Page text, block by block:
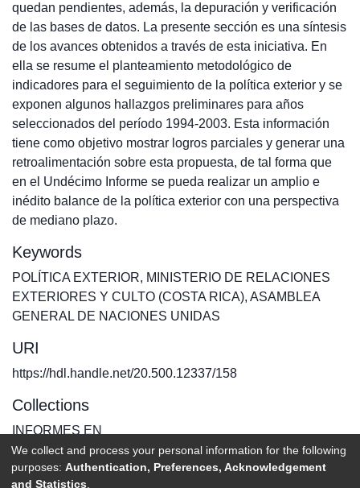
quedan pendientes, además, la depuración y verificación
de las bases de datos. La presente sección es una síntesis
de los avances obtenidos a través de esta iniciativa. En
ella se resume el planteamiento metodológico de
indicadores para el seguimiento de la política exterior y se
exponen algunos hallazgos preliminares para años
seleccionados del período 1994-2003. Esta información
tiene como objetivo mostrar logros parciales y generar una
retroalimentación sobre esta propuesta, de tal forma que
en el Undécimo Informe se pueda realizar un amplio e
inédito balance de la política exterior con una perspectiva
de mediano plazo.
Keywords
POLÍTICA EXTERIOR, MINISTERIO DE RELACIONES
EXTERIORES Y CULTO (COSTA RICA), ASAMBLEA
GENERAL DE NACIONES UNIDAS
URI
https://hdl.handle.net/20.500.12337/158
Collections
INFORMES EN
Full item page
We collect and process your personal information for the following
purposes: Authentication, Preferences, Acknowledgement
and Statistics